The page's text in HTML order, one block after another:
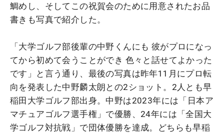
鯛めし、そしてこの祝賀会のために用意されたお品
書きも写真で紹介した。
「大学ゴルフ部後輩の中野くんにも 彼がプロになっ
てから初めて会うことができ 色々と話せてよかった
です」と言う通り、最後の写真は昨年11月にプロ転
向を発表した中野麟太朗との2ショット。2人とも早
稲田大学ゴルフ部出身。中野は2023年には「日本ア
マチュアゴルフ選手権」で優勝、24年には「全国大
学ゴルフ対抗戦」で団体優勝を達成。どちらも早稲